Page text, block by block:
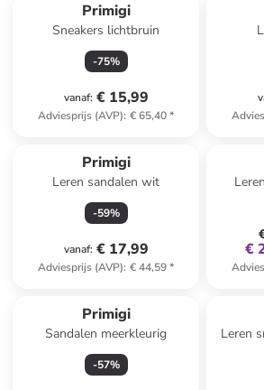
Primigi
Sneakers lichtbruin
-75%
vanaf: € 15,99
Adviesprijs (AVP): € 65,40*
Primigi
Leren sandalen wit
-59%
vanaf: € 17,99
Adviesprijs (AVP): € 44,59*
€
Primigi
Sandalen meerkleurig
-57%
Leren